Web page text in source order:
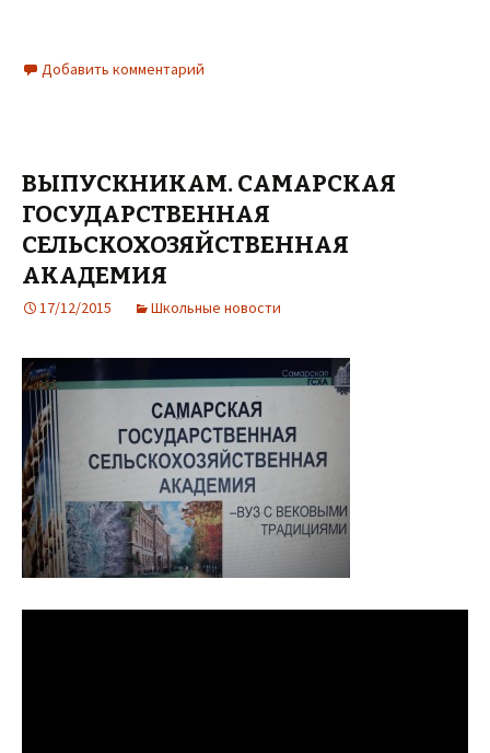
Добавить комментарий
ВЫПУСКНИКАМ. САМАРСКАЯ
ГОСУДАРСТВЕННАЯ
СЕЛЬСКОХОЗЯЙСТВЕННАЯ
АКАДЕМИЯ
17/12/2015 Школьные новости